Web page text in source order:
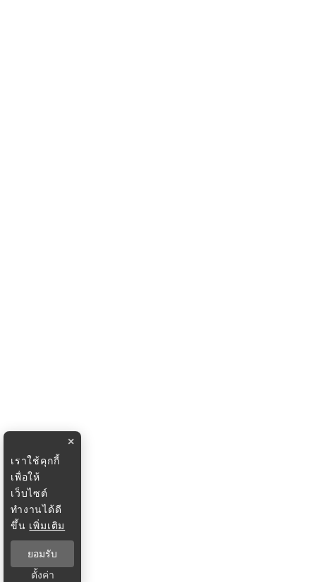
×
เราใช้คุกกี้
เพื่อให้
เว็บไซต์
ทำงานได้ดี
ขึ้น เพิ่มเติม
ยอมรับ
ตั้งค่า